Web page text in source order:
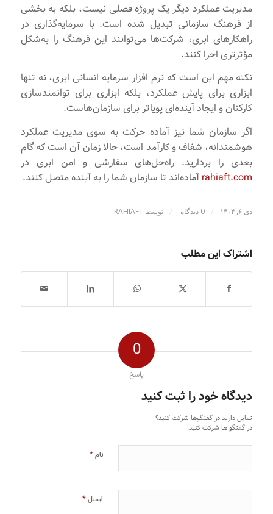
مدیریت عملکرد دیگر یک پروژه فصلی نیست، بلکه به بخشی
از فرهنگ سازمانی تبدیل شده است. با سرمایه‌گذاری در
راهکارهای ابری، شرکت‌ها می‌توانند این فرهنگ را به‌شکل
مؤثرتری اجرا کنند.
نکته مهم این است که نرم افزار سرمایه انسانی ابری، نه تنها
ابزاری برای پایش عملکرد، بلکه ابزاری برای توانمندسازی
کارکنان و ایجاد آینده‌ای پویا‌تر برای سازمان‌هاست.
اگر سازمان شما نیز آماده حرکت به سوی مدیریت عملکرد
هوشمندانه، شفاف و کارآمد است، حالا زمان آن است که گام
بعدی را بردارید. راه‌حل‌های سفارشی و امن ابری در
rahiaft.com آماده‌اند تا سازمان شما را به آینده متصل کنند.
دی ۶, ۱۴۰۴ / 0 دیدگاه / توسط RAHIAFT
اشتراک این مطلب
0
پاسخ
دیدگاه خود را ثبت کنید
تمایل دارید در گفتگوها شرکت کنید؟
در گفتگو ها شرکت کنید.
نام*
ایمیل*